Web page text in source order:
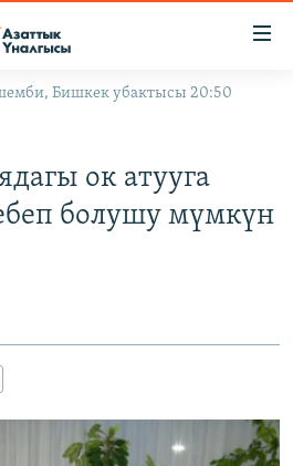
Бишкек убактысы 20:50
ок атууга
болушу мүмкүн